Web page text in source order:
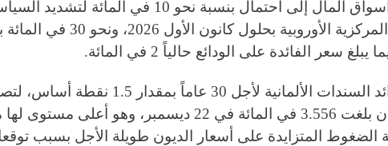
وتشير توقعات أسواق المال إلى احتمال بنسبة نحو 10 في
من قبل البنوك المركزية الأوروبية بحلول كانون
في المائة، بعد أن بلغت 3.556 في المائة في 22 ديسمبر، وهو أعلى مستوى
نتيجة الضغوط المتزايدة على أسعار الديون طويلة الأجل بسبب